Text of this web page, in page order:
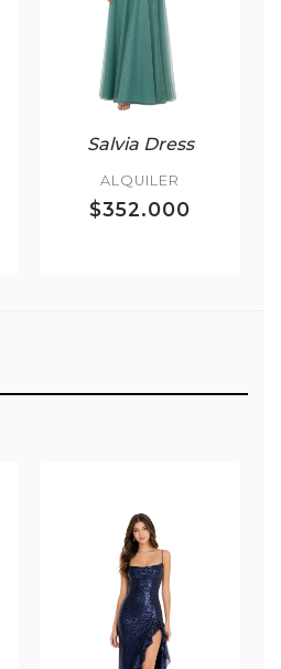
Salvia Dress
ALQUILER
$352.000